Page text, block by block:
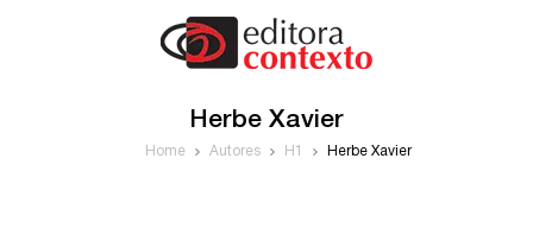
Herbe Xavier
Home Autores H1 Herbe Xavier